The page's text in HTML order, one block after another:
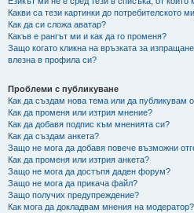
Какви са тези картинки до потребителското
Как да си сложа аватар?
Какъв е рангът ми и как да го променя?
Защо когато кликна на връзката за
влезна в профила си?
Проблеми с публикуване
Как да създам нова тема или да публикувам
Как да променя или изтрия мнение?
Как да добавя подпис към мненията си?
Как да създам анкета?
Защо не мога да добавя повече възможни
Как да променя или изтрия анкета?
Защо не мога да достъпя даден форум?
Защо не мога да прикача файл?
Защо получих предупреждение?
Как мога да докладвам мнения на модератор?